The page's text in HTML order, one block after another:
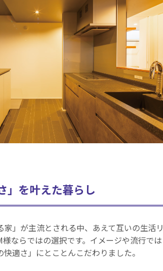
」を叶えた暮らし
家」が主流とされる中、あえて互いの生活リ
ならではの選択です。イメージや流行では
適さ」にとことんこだわりました。